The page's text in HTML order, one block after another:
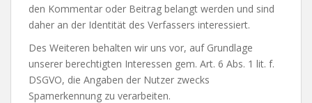
den Kommentar oder Beitrag belangt werden und sind
daher an der Identität des Verfassers interessiert.
Des Weiteren behalten wir uns vor, auf Grundlage
unserer berechtigten Interessen gem. Art. 6 Abs. 1 lit. f.
DSGVO, die Angaben der Nutzer zwecks
Spamerkennung zu verarbeiten.